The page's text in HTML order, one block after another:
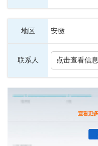
地区 安徽
联系人 点击查看信息